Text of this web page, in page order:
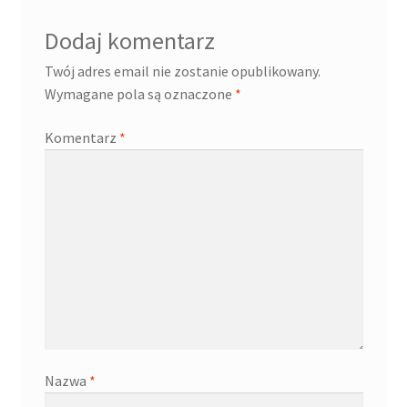
Dodaj komentarz
Twój adres email nie zostanie opublikowany.
Wymagane pola są oznaczone *
Komentarz *
Nazwa *